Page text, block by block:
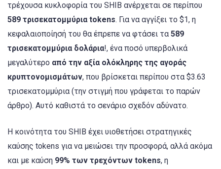
τρέχουσα κυκλοφορία του SHIB ανέρχεται σε περίπου
589 τρισεκατομμύρια tokens. Για να αγγίξει το $1, η
κεφαλαιοποίησή του θα έπρεπε να φτάσει τα 589
τρισεκατομμύρια δολάρια!, ένα ποσό υπερβολικά
μεγαλύτερο από την αξία ολόκληρης της αγοράς
κρυπτονομισμάτων, που βρίσκεται περίπου στα $3.63
τρισεκατομμύρια (την στιγμή που γράφεται το παρών
άρθρο). Αυτό καθιστά το σενάριο σχεδόν αδύνατο.
Η κοινότητα του SHIB έχει υιοθετήσει στρατηγικές
καύσης tokens για να μειώσει την προσφορά, αλλά ακόμα
και με καύση 99% των τρεχόντων tokens, η